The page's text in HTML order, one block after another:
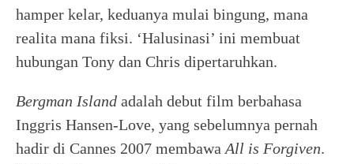
hamper kelar, keduanya mulai bingung, mana
realita mana fiksi. ‘Halusinasi’ ini membuat
hubungan Tony dan Chris dipertaruhkan.
Bergman Island adalah debut film berbahasa
Inggris Hansen-Love, yang sebelumnya pernah
hadir di Cannes 2007 membawa All is Forgiven.